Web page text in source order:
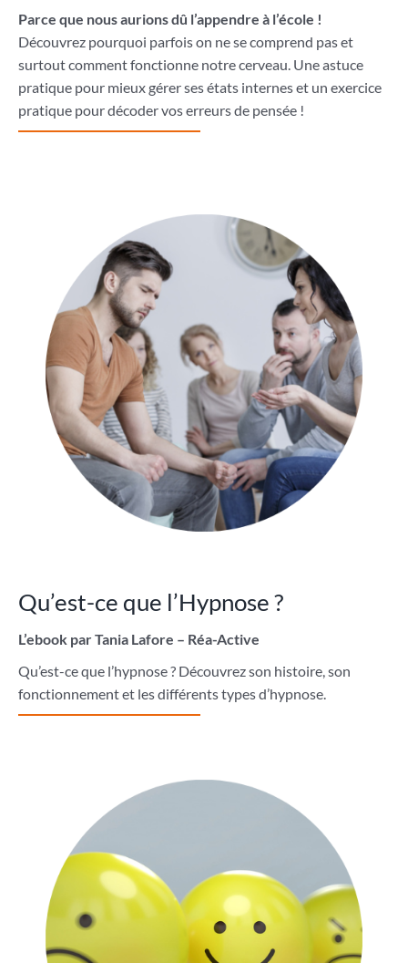
Parce que nous aurions dû l’appendre à l’école !
Découvrez pourquoi parfois on ne se comprend pas et
surtout comment fonctionne notre cerveau. Une astuce
pratique pour mieux gérer ses états internes et un exercice
pratique pour décoder vos erreurs de pensée !
Qu’est-ce que l’Hypnose ?
L’ebook par Tania Lafore – Réa-Active
Qu’est-ce que l’hypnose ? Découvrez son histoire, son
fonctionnement et les différents types d’hypnose.